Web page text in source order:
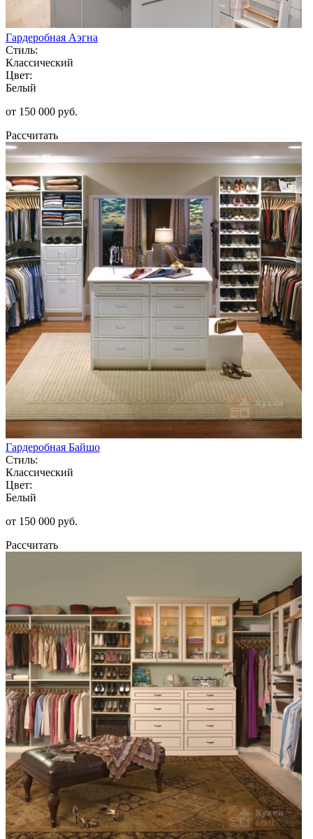
Гардеробная Аэгна
Стиль:
Классический
Цвет:
Белый
от 150 000 руб.
Рассчитать
Гардеробная Байшо
Стиль:
Классический
Цвет:
Белый
от 150 000 руб.
Рассчитать